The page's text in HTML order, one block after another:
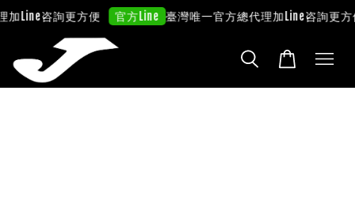
加Line咨詢更方便 官方Line 臺灣唯一官方總代理加Line咨詢更方